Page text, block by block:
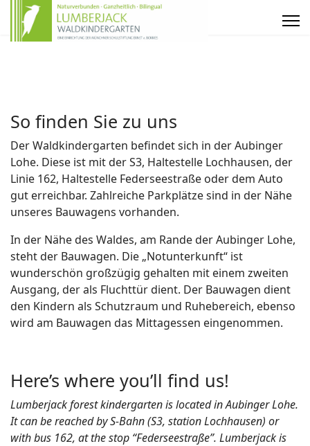
So finden Sie zu uns
Der Waldkindergarten befindet sich in der Aubinger
Lohe. Diese ist mit der S3, Haltestelle Lochhausen, der
Linie 162, Haltestelle Federseestraße oder dem Auto
gut erreichbar. Zahlreiche Parkplätze sind in der Nähe
unseres Bauwagens vorhanden.
In der Nähe des Waldes, am Rande der Aubinger Lohe,
steht der Bauwagen. Die „Notunterkunft“ ist
wunderschön großzügig gehalten mit einem zweiten
Ausgang, der als Fluchttür dient. Der Bauwagen dient
den Kindern als Schutzraum und Ruhebereich, ebenso
wird am Bauwagen das Mittagessen eingenommen.
Here’s where you’ll find us!
Lumberjack forest kindergarten is located in Aubinger Lohe.
It can be reached by S-Bahn (S3, station Lochhausen) or
with bus 162, at the stop “Federseestraße”. Lumberjack is